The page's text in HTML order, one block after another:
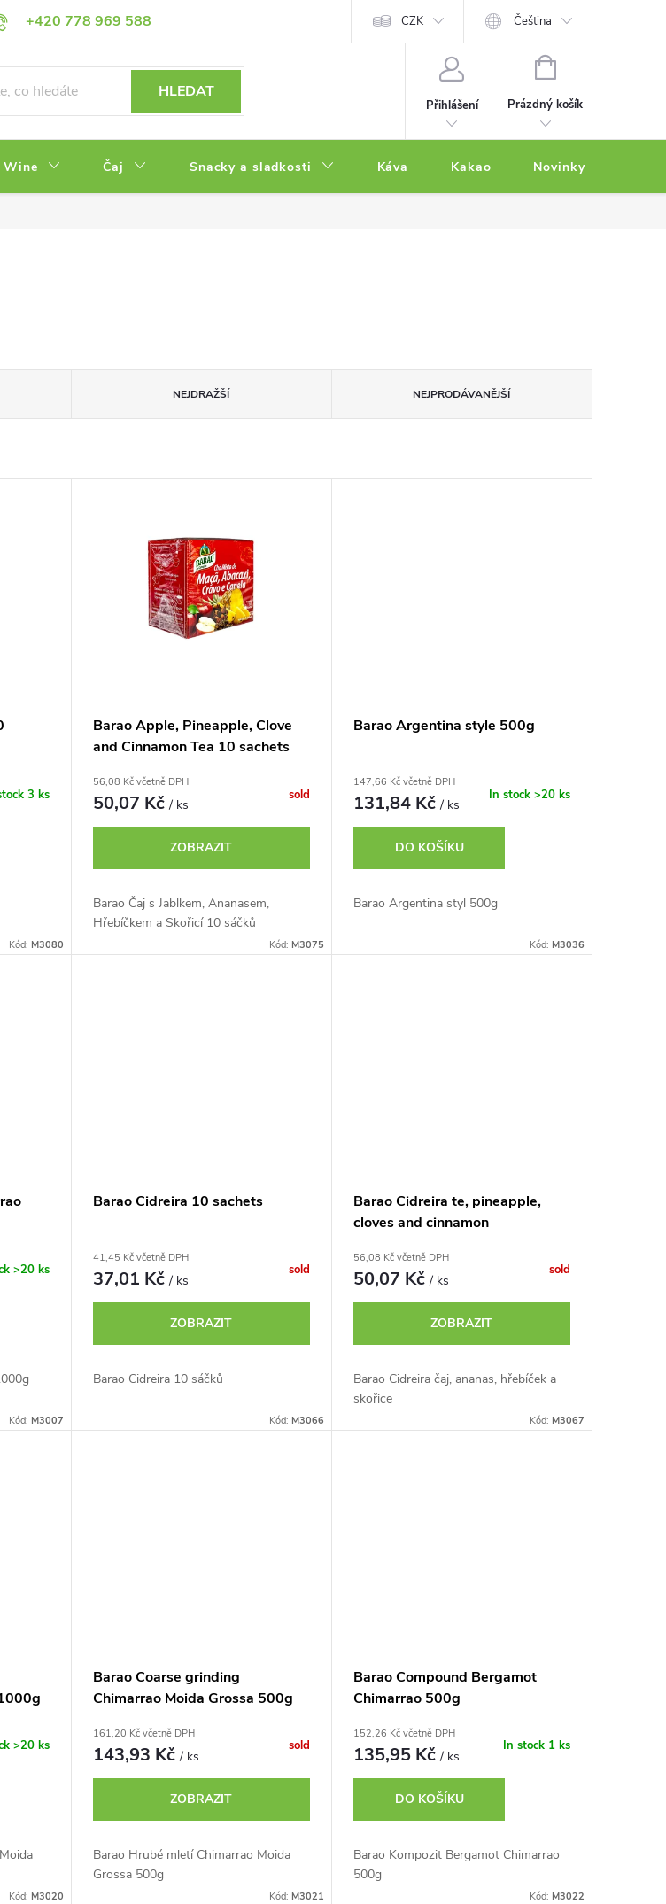
+420 778 969 588
Zásady ochrany osobních údajů CZK Čeština
HLEDAT
Přihlášení
NÁKUPNÍ
Prázdný košík
Wine Čaj Snacky a sladkosti Káva Kakao Novinky
NEJDRAŽŠÍ NEJPRODÁVANĚJŠÍ
3 ks
Kód: M3080
Barao Apple, Pineapple, Clove
and Cinnamon Tea 10 sachets
56,08 Kč včetně DPH
50,07 Kč/ ks
sold
ZOBRAZIT
Barao Čaj s Jablkem, Ananasem,
Hřebíčkem a Skořicí 10 sáčků
Kód: M3075
Barao Argentina style 500g
147,66 Kč včetně DPH
131,84 Kč/ ks
In stock >20 ks
DO KOŠÍKU
Barao Argentina styl 500g
Kód: M3036
>20 ks
Kód: M3007
Barao Cidreira 10 sachets
41,45 Kč včetně DPH
37,01 Kč/ ks
sold
ZOBRAZIT
Barao Cidreira 10 sáčků
Kód: M3066
Barao Cidreira te, pineapple,
cloves and cinnamon
56,08 Kč včetně DPH
50,07 Kč/ ks
sold
ZOBRAZIT
Barao Cidreira čaj, ananas, hřebíček a
skořice
Kód: M3067
>20 ks
Kód: M3020
Barao Coarse grinding
Chimarrao Moida Grossa 500g
161,20 Kč včetně DPH
143,93 Kč/ ks
sold
ZOBRAZIT
Barao Hrubé mletí Chimarrao Moida
Grossa 500g
Kód: M3021
Barao Compound Bergamot
Chimarrao 500g
152,26 Kč včetně DPH
135,95 Kč/ ks
In stock 1 ks
DO KOŠÍKU
Barao Kompozit Bergamot Chimarrao
500g
Kód: M3022